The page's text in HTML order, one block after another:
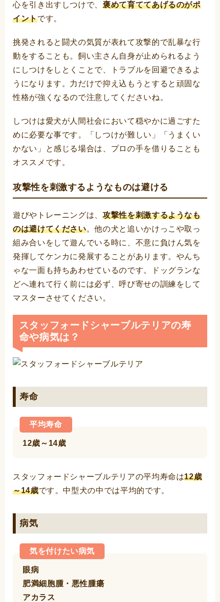
心を引き出すしつけで、褒めて育ててあげるのがポ
イントです。
挑発されると闘犬の気質が表れて攻撃的で乱暴な行
動をすることも。飼い主さん自身が止められるよう
にしつけをしとくことで、トラブルを回避できるよ
うになります。力だけで抑え込もうとすると頑固な
性格が強くなるので注意してくださいね。
しつけは愛犬が人間社会において穏やかに過ごすた
めに必要な事です。「しつけが難しい」「うまくい
かない」と感じる場合は、プロの手を借りることも
オススメです。
攻撃性を刺激するようなものは避ける
遊びやトレーニングは、攻撃性を刺激するようなも
のは避けてください。他の犬と追いかけっこや取っ
組み合いをして遊んでいる時に、不意に負けん気を
発揮してケンカに発展することがあります。やんち
ゃな一面も持ちあわせているのです。ドッグランな
どへ連れて行く前には必ず、呼び寄せの訓練をして
マスターさせてください。
スタッフォードシャーブルテリアの寿
命や病気は？
寿命
平均寿命
12歳～14歳
スタッフォードシャーブルテリアの平均寿命は12歳
～14歳です。中型犬の中では平均的です。
病気
気を付けたい病気
眼病
肥満細胞腫・悪性腫瘍
アカラス